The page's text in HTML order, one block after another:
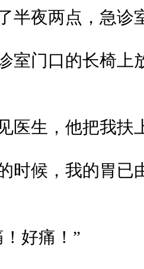
半夜两点，急诊
室门口的长椅上
医生，他把我扶
时候，我的胃
好痛！”